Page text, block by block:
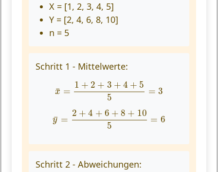
X = [1, 2, 3, 4, 5]
Y = [2, 4, 6, 8, 10]
n = 5
Schritt 1 - Mittelwerte:
¯
x =
1 + 2 + 3 + 4 + 5
5
= 3
¯ 1 + + 3+ 4 + 5 =
¯
y =
2 + 4 + 6 + 8 + 10
5
= 6
¯ 2 + + 6+ 8 +10 5=6
Schritt 2 - Abweichungen: